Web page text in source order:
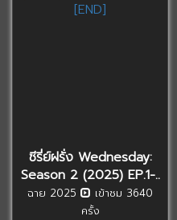
ซีรี่ย์ฝรั่ง Wednesday:
Season 2 (2025) EP.1-..
ฉาย 2025
เข้าชม 3640
ครั้ง